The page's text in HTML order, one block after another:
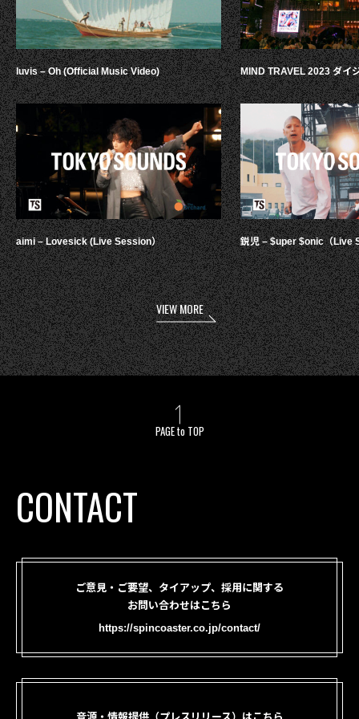
luvis – Oh (Official Music Video)
aimi – Lovesick (Live Session）
MIND TRAVEL 2023 ダイ
鋭児 – $uper $onic（Live
VIEW MORE
PAGE to TOP
CONTACT
ご意見・ご要望、タイアップ、採用に関する
お問い合わせはこちら
https://spincoaster.co.jp/contact/